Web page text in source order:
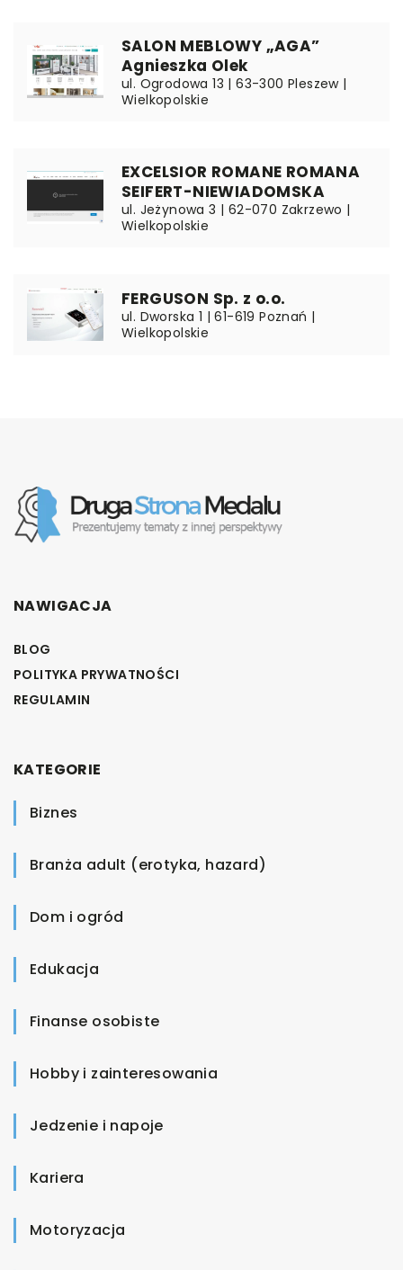
SALON MEBLOWY „AGA”
Agnieszka Olek
ul. Ogrodowa 13 | 63-300 Pleszew |
Wielkopolskie
EXCELSIOR ROMANE ROMANA
SEIFERT-NIEWIADOMSKA
ul. Jeżynowa 3 | 62-070 Zakrzewo |
Wielkopolskie
FERGUSON Sp. z o.o.
ul. Dworska 1 | 61-619 Poznań |
Wielkopolskie
NAWIGACJA
BLOG
POLITYKA PRYWATNOŚCI
REGULAMIN
KATEGORIE
Biznes
Branża adult (erotyka, hazard)
Dom i ogród
Edukacja
Finanse osobiste
Hobby i zainteresowania
Jedzenie i napoje
Kariera
Motoryzacja